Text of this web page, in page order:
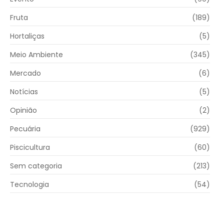
Fruta
(189)
Hortaliças
(5)
Meio Ambiente
(345)
Mercado
(6)
Notícias
(5)
Opinião
(2)
Pecuária
(929)
Piscicultura
(60)
Sem categoria
(213)
Tecnologia
(54)